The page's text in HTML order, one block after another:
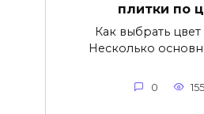
плитки по
Как выбрать цвет
Несколько
0 155